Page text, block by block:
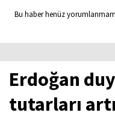
Bu haber henüz
Erdoğan
tutarları